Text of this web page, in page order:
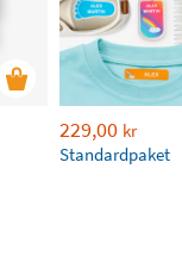
229,00 kr
Standardpaket